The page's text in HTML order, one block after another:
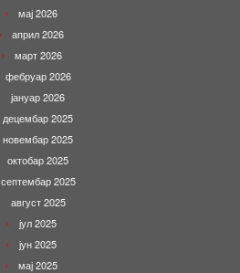
мај 2026
април 2026
март 2026
фебруар 2026
јануар 2026
децембар 2025
новембар 2025
октобар 2025
септембар 2025
август 2025
јул 2025
јун 2025
мај 2025